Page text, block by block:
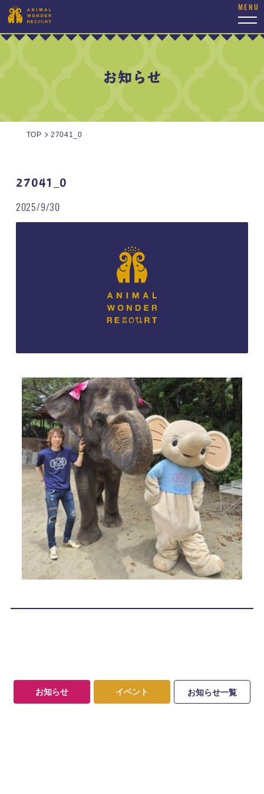
お知らせ
TOP 27041_0
27041_0
2025/9/30
お知らせ イベント お知らせ一覧